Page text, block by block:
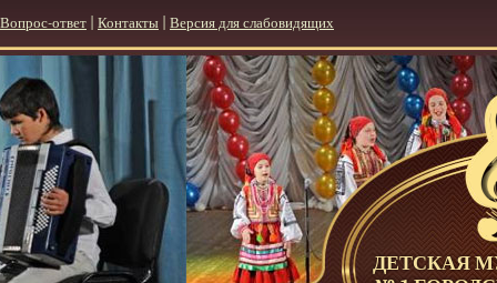
ДЕТСКАЯ
Вопрос-ответ Контакты Версия для слабовидящих